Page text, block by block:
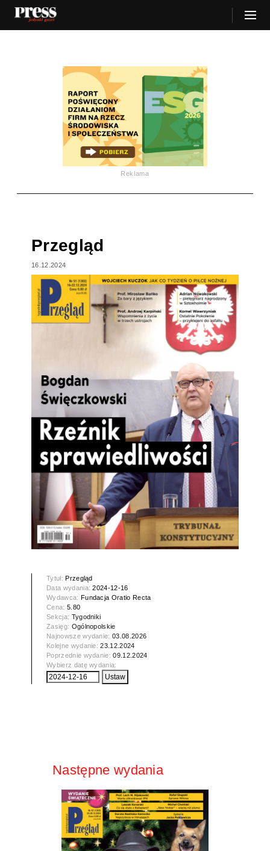
Reklama
Przegląd
16.12.2024
Tytuł:Przegląd
Data wydania:2024-12-16
Wydawca: Fundacja Oratio Recta
Cena: 5.80
Sekcja: Tygodniki
Zasięg: Ogólnopolskie
Najnowsze wydanie:03.08.2026
Kolejne wydanie:23.12.2024
Poprzednie wydanie:09.12.2024
Wybierz datę wydania:
Następne wydania